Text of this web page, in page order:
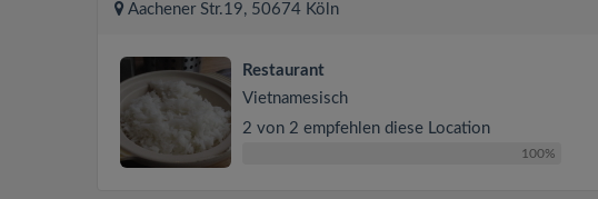
Aachener Str.19, 50674 Köln
Restaurant
Vietnamesisch
2 von 2 empfehlen diese Location
100%